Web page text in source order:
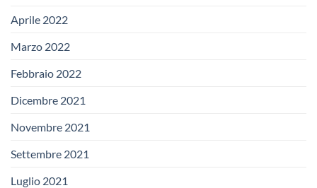
Aprile 2022
Marzo 2022
Febbraio 2022
Dicembre 2021
Novembre 2021
Settembre 2021
Luglio 2021